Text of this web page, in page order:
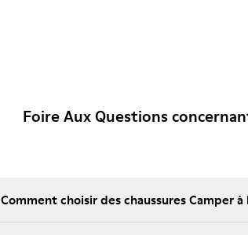
Foire Aux Questions
Comment choisir des chaussures Camper